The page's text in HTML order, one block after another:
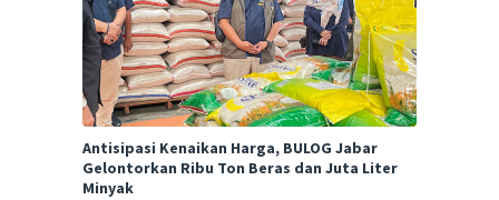
Antisipasi Kenaikan Harga, BULOG Jabar
Gelontorkan Ribu Ton Beras dan Juta Liter
Minyak